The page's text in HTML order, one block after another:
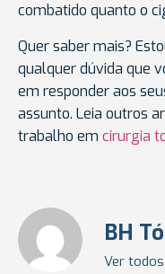
combatido quanto o
Quer saber mais?
qualquer dúvida que
em responder aos
assunto. Leia outros
trabalho em cirurgia
BH
Ver